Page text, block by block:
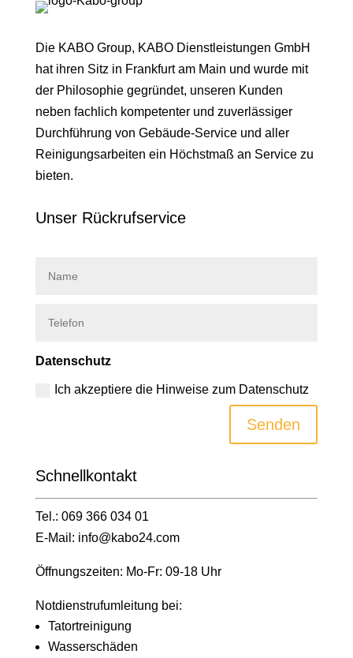
Die KABO Group, KABO Dienstleistungen GmbH
hat ihren Sitz in Frankfurt am Main und wurde mit
der Philosophie gegründet, unseren Kunden
neben fachlich kompetenter und zuverlässiger
Durchführung von Gebäude-Service und aller
Reinigungsarbeiten ein Höchstmaß an Service zu
bieten.
Unser Rückruf­service
Datenschutz
Ich akzeptiere die Hinweise zum Datenschutz
Senden
Schnell­kontakt
Tel.: 069 366 034 01
E-Mail: info@kabo24.com
Öffnungszeiten: Mo-Fr: 09-18 Uhr
Notdienstrufumleitung bei:
Tatortreinigung
Wasserschäden